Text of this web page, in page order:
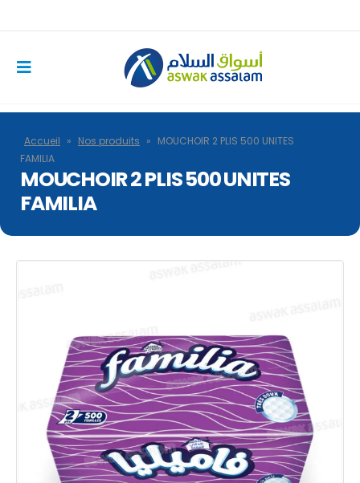
Accueil » Nos produits » MOUCHOIR 2 PLIS 500 UNITES
FAMILIA
MOUCHOIR 2 PLIS 500 UNITES
FAMILIA